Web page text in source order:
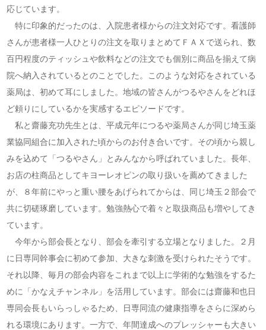
応じています。
特に印象的だったのは、入院患者様からの注文対応です。看護師
さんが患者様一人ひとりの注文を取りまとめてＦＡＸで送られ、数
百円程度のティッシュや飲料などの注文でも個別に商品を揃えて病
院へ納入されているとのことでした。このような対応をされている
薬局は、初めて耳にしました。地域の皆さんがつるやさんをどれほ
ど頼りにしているかを実感するエピソードです。
私と齋藤充功先生とは、平成元年につるや薬局さんが同じ埼玉薬
業協同組合に加入された頃からのお付き合いです。その頃から親し
みを込めて「つるやさん」とみんなから呼ばれていました。長年、
お店の柱商品としてキヨーレオピンの取り扱いを薦めてきました
が、８年前にやっと重い腰をあげられてからは、同じ埼玉２部会で
共に切磋琢磨しています。勉強熱心で着々と取扱商品も増やしてき
ています。
今年から部会長となり、部会を牽引する立場となりました。２月
に日専同幹事会に初めて参加、大きな刺激を受けられたそうです。
それ以降、毎月の部会内容をこれまで以上に学術的な勉強をするた
めに「かなえチャンネル」を活用しています。部会には齋藤和也日
専同会長もいらっしゃるため、日専同流の健康指導をさらに深めら
れる環境にあります。一方で、年間達成へのプレッシャーも大きい